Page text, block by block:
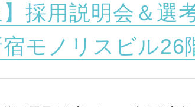
】採用説明会＆選
モノリスビル26